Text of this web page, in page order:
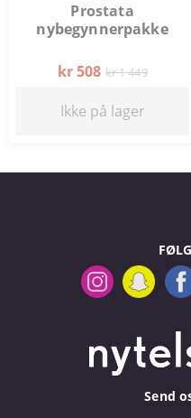
Prostata
nybegynnerpakke
kr 508 kr 1 449
Ikke på lager
Send